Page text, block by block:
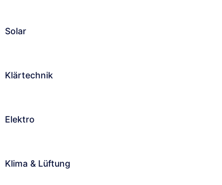
Solar
Klärtechnik
Elektro
Klima & Lüftung